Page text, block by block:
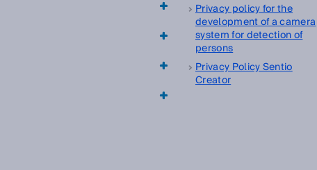
Privacy policy for the
development of a camera
system for detection of
persons
Privacy Policy Sentio
Creator